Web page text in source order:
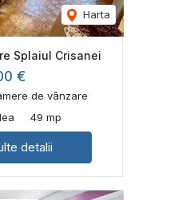
Harta
Splaiul Crisanei
€
de vânzare
49 mp
detalii